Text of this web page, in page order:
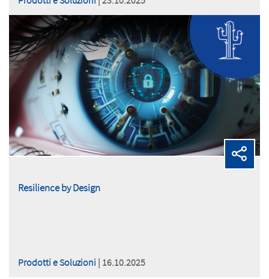
Resilience by Design
Prodotti e Soluzioni | 16.10.2025